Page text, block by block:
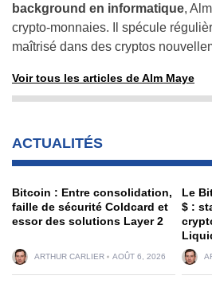
background en informatique,
crypto-monnaies. Il spécule
maîtrisé dans des cryptos
Voir tous les articles de Alm Maye
ACTUALITÉS
Bitcoin : Entre consolidation,
faille de sécurité Coldcard et
essor des solutions Layer 2
ARTHUR CARLIER AOÛT 6, 2026
Le
$ :